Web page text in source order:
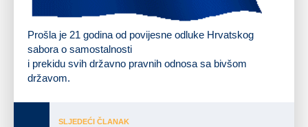
Prošla je 21 godina od povijesne odluke Hrvatskog
sabora o samostalnosti
i prekidu svih državno pravnih odnosa sa bivšom
državom.
SLJEDEĆI ČLANAK